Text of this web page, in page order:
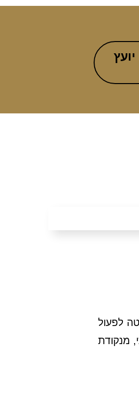
לפעול
מנקודת